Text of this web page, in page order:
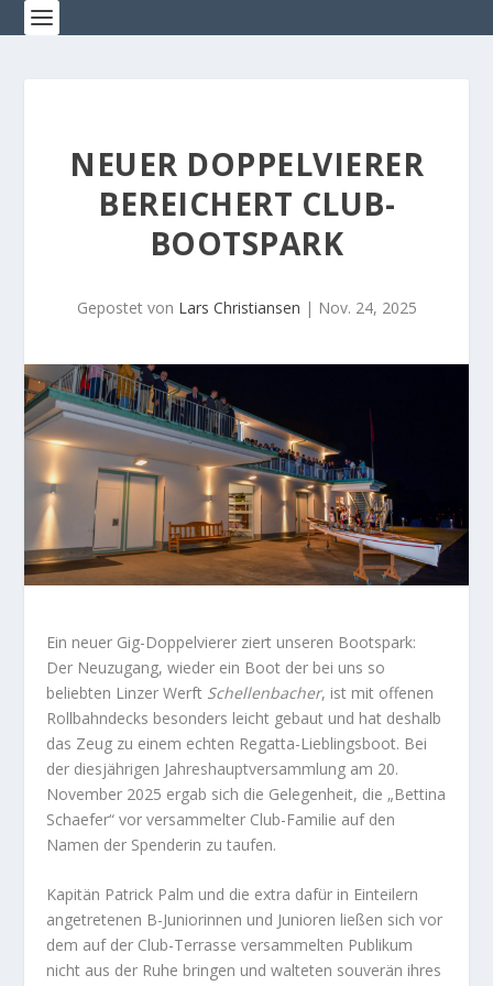
NEUER DOPPELVIERER
BEREICHERT CLUB-
BOOTSPARK
Gepostet von Lars Christiansen | Nov. 24, 2025
Ein neuer Gig-Doppelvierer ziert unseren Bootspark:
Der Neuzugang, wieder ein Boot der bei uns so
beliebten Linzer Werft Schellenbacher, ist mit offenen
Rollbahndecks besonders leicht gebaut und hat deshalb
das Zeug zu einem echten Regatta-Lieblingsboot. Bei
der diesjährigen Jahreshauptversammlung am 20.
November 2025 ergab sich die Gelegenheit, die „Bettina
Schaefer“ vor versammelter Club-Familie auf den
Namen der Spenderin zu taufen.
Kapitän Patrick Palm und die extra dafür in Einteilern
angetretenen B-Juniorinnen und Junioren ließen sich vor
dem auf der Club-Terrasse versammelten Publikum
nicht aus der Ruhe bringen und walteten souverän ihres